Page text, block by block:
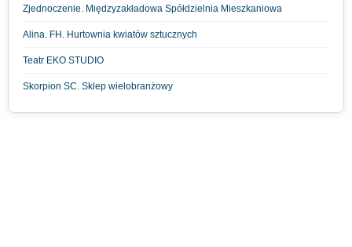
Zjednoczenie. Międzyzakładowa Spółdzielnia Mieszkaniowa
Alina. FH. Hurtownia kwiatów sztucznych
Teatr EKO STUDIO
Skorpion SC. Sklep wielobranżowy